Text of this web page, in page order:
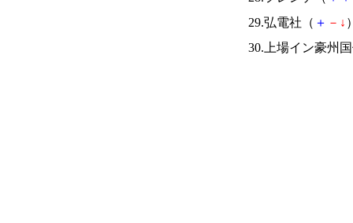
29.弘電社（ ＋ － ↓
30.上場イン豪州